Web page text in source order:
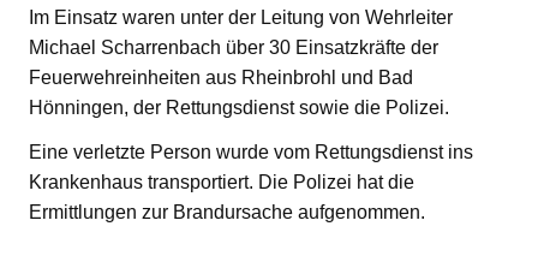
Im Einsatz waren unter der Leitung von Wehrleiter
Michael Scharrenbach über 30 Einsatzkräfte der
Feuerwehreinheiten aus Rheinbrohl und Bad
Hönningen, der Rettungsdienst sowie die Polizei.
Eine verletzte Person wurde vom Rettungsdienst ins
Krankenhaus transportiert. Die Polizei hat die
Ermittlungen zur Brandursache aufgenommen.